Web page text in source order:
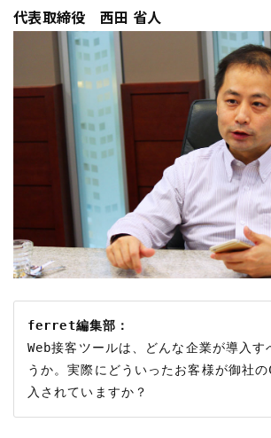
代表取締役 西田 省人
ferret編集部：
Web接客ツールは、どんな企業が導入す
うか。実際にどういったお客様が御社